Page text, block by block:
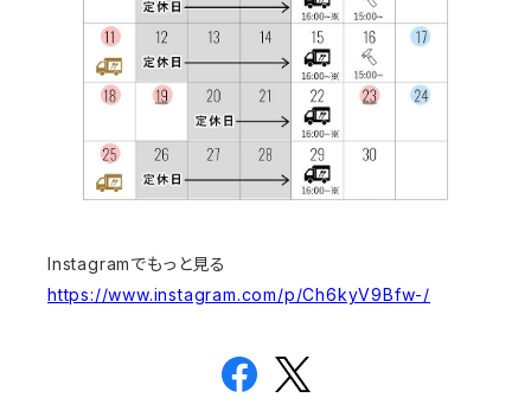
Instagramでもっと見る
https://www.instagram.com/p/Ch6kyV9Bfw-/